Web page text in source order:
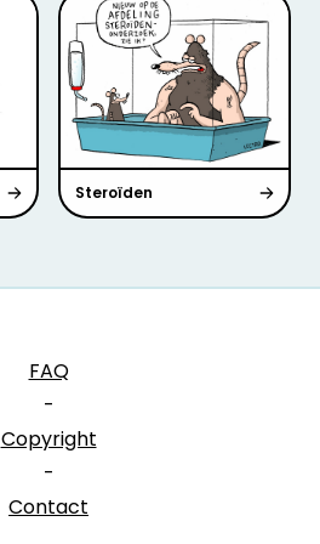
Steroïden
FAQ
-
Copyright
-
Contact